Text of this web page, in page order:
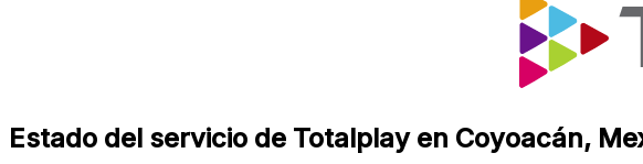
Estado del servicio de Totalplay en Coyoacán,